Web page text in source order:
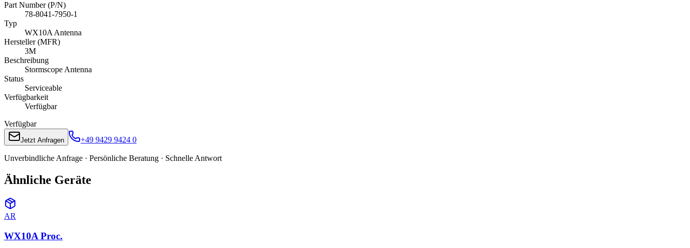
Part Number (P/N)
78-8041-7950-1
Typ
WX10A Antenna
Hersteller (MFR)
3M
Beschreibung
Stormscope Antenna
Status
Serviceable
Verfügbarkeit
Verfügbar
Verfügbar
Jetzt Anfragen +49 9429 9424 0
Unverbindliche Anfrage · Persönliche Beratung · Schnelle Antwort
Ähnliche Geräte
AR
WX10A Proc.